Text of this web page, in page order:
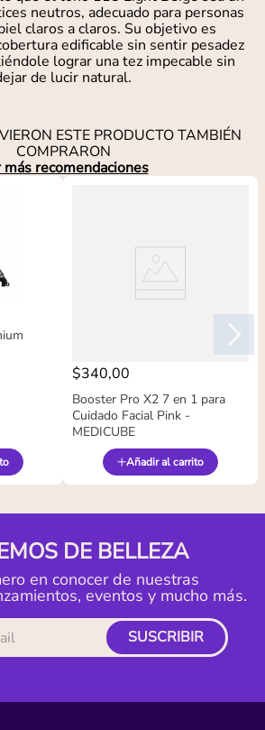
neutros, adecuado para personas
claros a claros. Su objetivo es
edificable sin sentir pesadez
lograr una tez impecable sin
de lucir natural.
ESTE PRODUCTO TAMBIÉN
COMPRARON
más recomendaciones
$340,00
Booster Pro X2 7 en 1 para
Cuidado Facial Pink -
MEDICUBE
Añadir al carrito
DE BELLEZA
en conocer de nuestras
eventos y mucho más.
SUSCRIBIR